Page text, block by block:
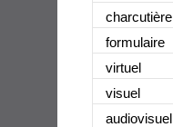
charcutière
formulaire
virtuel
visuel
audiovisuel